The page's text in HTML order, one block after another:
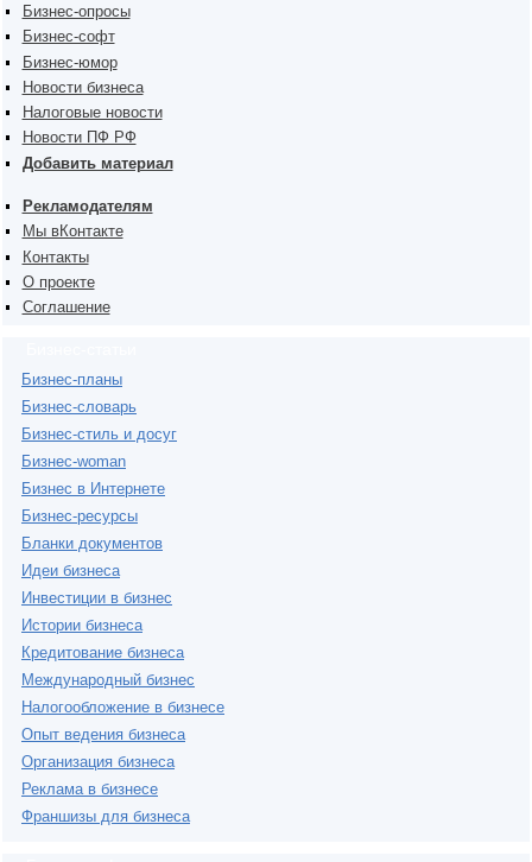
Бизнес-опросы
Бизнес-софт
Бизнес-юмор
Новости бизнеса
Налоговые новости
Новости ПФ РФ
Добавить материал
Рекламодателям
Мы вКонтакте
Контакты
О проекте
Соглашение
Бизнес-планы
Бизнес-словарь
Бизнес-стиль и досуг
Бизнес-woman
Бизнес в Интернете
Бизнес-ресурсы
Бланки документов
Идеи бизнеса
Инвестиции в бизнес
Истории бизнеса
Кредитование бизнеса
Международный бизнес
Налогообложение в бизнесе
Опыт ведения бизнеса
Организация бизнеса
Реклама в бизнесе
Франшизы для бизнеса